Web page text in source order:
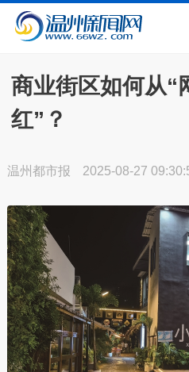
商业街区如何从“
红”？
温州都市报 2025-08-27